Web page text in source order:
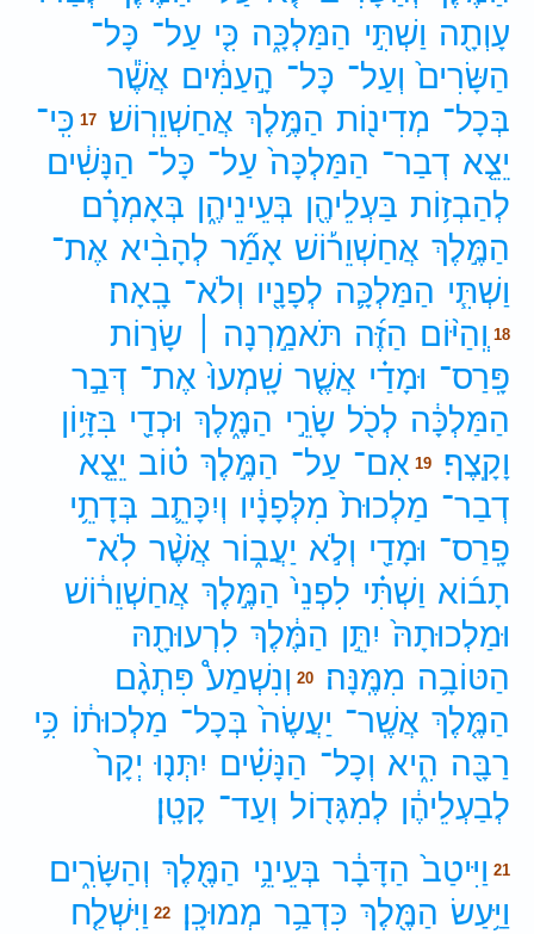
עָוְתָ֖ה וַשְׁתִּ֣י הַמַּלְכָּ֑ה כִּ֤י עַל־ כָּל־
הַשָּׂרִים֙ וְעַל־ כָּל־ הָ֣עַמִּ֔ים אֲשֶׁ֕ר
בְּכָל־ מְדִינ֖וֹת הַמֶּ֥לֶךְ אֲחַשְׁוֵרֽוֹשׁ׃ 17 כִּֽי־
יֵצֵ֤א דְבַר־ הַמַּלְכָּה֙ עַל־ כָּל־ הַנָּשִׁ֔ים
לְהַבְז֥וֹת בַּעְלֵיהֶ֖ן בְּעֵינֵיהֶ֑ן בְּאָמְרָ֗ם
הַמֶּ֣לֶךְ אֲחַשְׁוֵר֡וֹשׁ אָמַ֞ר לְהָבִ֨יא אֶת־
וַשְׁתִּ֧י הַמַּלְכָּ֛ה לְפָנָ֖יו וְלֹא־ בָֽאָה׃
18 וְֽהַיּ֨וֹם הַזֶּ֜ה תֹּאמַ֣רְנָה ׀
שָׂר֣וֹת
פָּֽרַס־ וּמָדַ֗י אֲשֶׁ֤ר שָֽׁמְעוּ֙ אֶת־ דְּבַ֣ר
הַמַּלְכָּ֔ה לְכֹ֖ל שָׂרֵ֣י הַמֶּ֑לֶךְ וּכְדַ֖י בִּזָּי֥וֹן
וָקָֽצֶף׃
19 אִם־ עַל־ הַמֶּ֣לֶךְ ט֗וֹב יֵצֵ֤א
דְבַר־ מַלְכוּת֙ מִלְּפָנָ֔יו וְיִכָּתֵ֛ב בְּדָתֵ֥י
פָֽרַס־ וּמָדַ֖י וְלֹ֣א יַעֲב֑וֹר אֲשֶׁ֨ר לֹֽא־
תָב֜וֹא וַשְׁתִּ֗י לִפְנֵי֙ הַמֶּ֣לֶךְ אֲחַשְׁוֵר֔וֹשׁ
וּמַלְכוּתָהּ֙ יִתֵּ֣ן הַמֶּ֔לֶךְ לִרְעוּתָ֖הּ
הַטּוֹבָ֥ה מִמֶּֽנָּה׃ 20 וְנִשְׁמַע֩ פִּתְגָ֨ם
הַמֶּ֤לֶךְ אֲשֶֽׁר־ יַעֲשֶׂה֙ בְּכָל־ מַלְכוּת֔וֹ כִּ֥י
רַבָּ֖ה הִ֑יא וְכָל־ הַנָּשִׁ֗ים יִתְּנ֤וּ יְקָר֙
לְבַעְלֵיהֶ֔ן לְמִגָּד֖וֹל וְעַד־ קָטָֽן׃
21 וַיִּיטַב֙ הַדָּבָ֔ר בְּעֵינֵ֥י הַמֶּ֖לֶךְ וְהַשָּׂרִ֑ים
וַיַּ֥עַשׂ הַמֶּ֖לֶךְ כִּדְבַ֥ר מְמוּכָֽן׃ 22 וַיִּשְׁלַ֤ח